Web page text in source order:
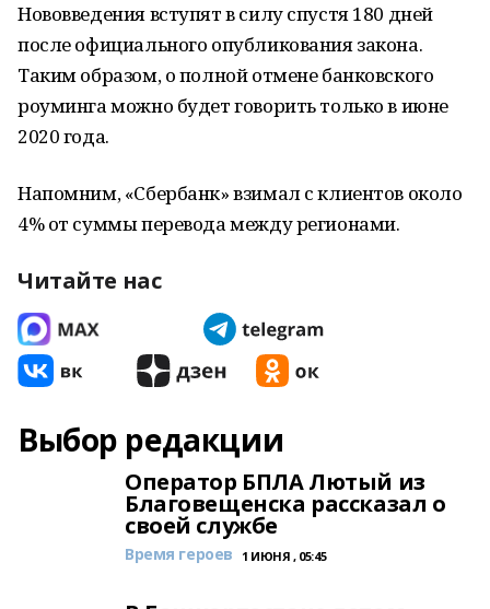
Нововведения вступят в силу спустя 180 дней
после официального опубликования закона.
Таким образом, о полной отмене банковского
роуминга можно будет говорить только в июне
2020 года.
Напомним, «Сбербанк» взимал с клиентов около
4% от суммы перевода между регионами.
Читайте нас
Выбор редакции
Оператор БПЛА Лютый из
Благовещенска рассказал о
своей службе
Время героев 1 ИЮНЯ , 05:45